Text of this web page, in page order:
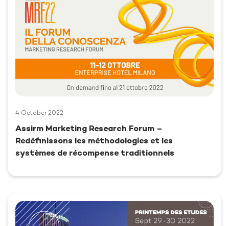
4 October 2022
Assirm Marketing Research Forum –
Redéfinissons les méthodologies et les
systèmes de récompense traditionnels